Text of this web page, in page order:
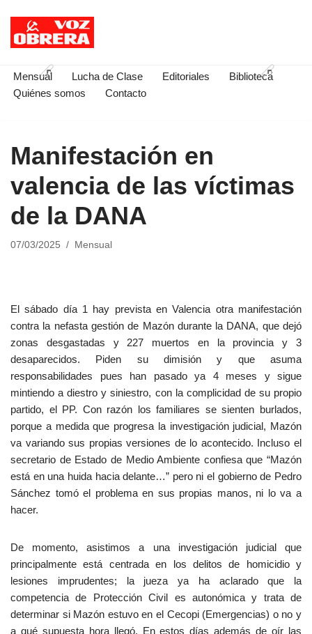
Saltar
contenido
Mensual Lucha de Clase Editoriales
Biblioteca
Quiénes somos
Contacto
Manifestación en
valencia de las víctimas
de la DANA
07/03/2025 Mensual
El sábado día 1 hay prevista en Valencia otra manifestación
contra la nefasta gestión de Mazón durante la DANA, que dejó
zonas desgastadas y 227 muertos en la provincia y 3
desaparecidos. Piden su dimisión y que asuma
responsabilidades pues han pasado ya 4 meses y sigue
mintiendo a diestro y siniestro, con la complicidad de su propio
partido, el PP. Con razón los familiares se sienten burlados,
porque a medida que progresa la investigación judicial, Mazón
va variando sus propias versiones de lo acontecido. Incluso el
secretario de Estado de Medio Ambiente confiesa que “Mazón
está en una huida hacia delante…” pero ni el gobierno de Pedro
Sánchez tomó el problema en sus propias manos, ni lo va a
hacer.
De momento, asistimos a una investigación judicial que
principalmente está centrada en los delitos de homicidio y
lesiones imprudentes; la jueza ya ha aclarado que la
competencia de Protección Civil es autonómica y trata de
determinar si Mazón estuvo en el Cecopi (Emergencias) o no y
a qué supuesta hora llegó. En estos días además de oír las